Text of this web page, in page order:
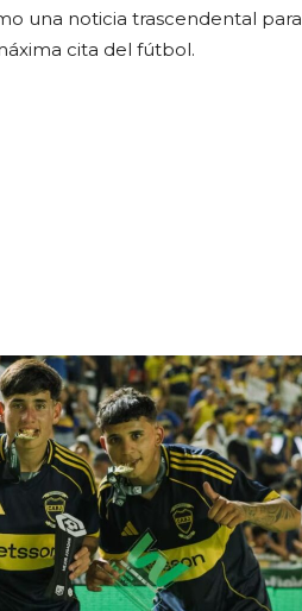
una noticia trascendental para
cita del fútbol.